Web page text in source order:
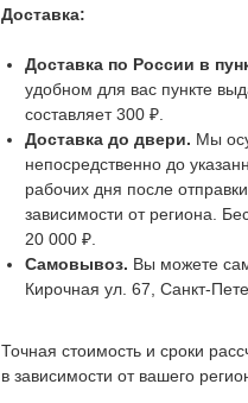
Доставка:
Доставка по России в
удобном для вас пункте
составляет 300 ₽.
Доставка до двери. Мы
непосредственно до
рабочих дня после
зависимости от региона.
20 000 ₽.
Самовывоз. Вы можете
Кирочная ул. 67, Санкт-
Точная стоимость и сроки
в зависимости от вашего